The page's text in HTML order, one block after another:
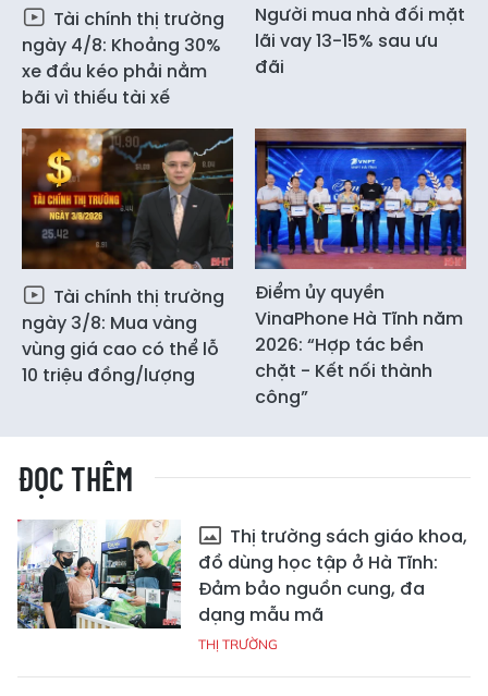
Tài chính thị trường
ngày 4/8: Khoảng 30%
xe đầu kéo phải nằm
bãi vì thiếu tài xế
Người mua nhà đối mặt
lãi vay 13-15% sau ưu
đãi
Tài chính thị trường
ngày 3/8: Mua vàng
vùng giá cao có thể lỗ
10 triệu đồng/lượng
Điểm ủy quyền
VinaPhone Hà Tĩnh năm
2026: “Hợp tác bền
chặt - Kết nối thành
công”
ĐỌC THÊM
Thị trường sách giáo khoa,
đồ dùng học tập ở Hà Tĩnh:
Đảm bảo nguồn cung, đa
dạng mẫu mã
THỊ TRƯỜNG